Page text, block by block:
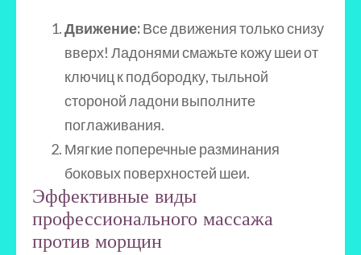
Движение:Все движения только снизу
вверх! Ладонями смажьте кожу шеи от
ключиц к подбородку, тыльной
стороной ладони выполните
поглаживания.
Мягкие поперечные разминания
боковых поверхностей шеи.
Эффективные виды
профессионального массажа
против морщин